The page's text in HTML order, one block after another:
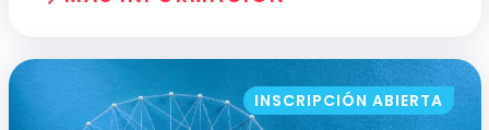
SOBRE: ATENCIÓN Y GESTIÓN
INSCRIPCIÓN ABIERTA